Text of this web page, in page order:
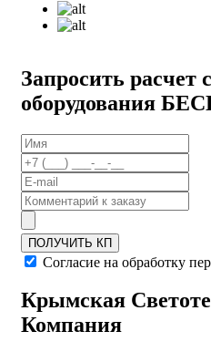
Запросить расчет
оборудования
ПОЛУЧИТЬ КП
Согласие на обработку
Крымская
Компания